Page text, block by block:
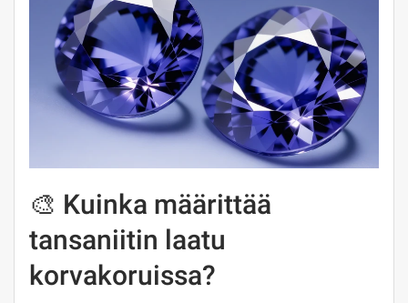
🎨 Kuinka määrittää
tansaniitin laatu
korvakoruissa?